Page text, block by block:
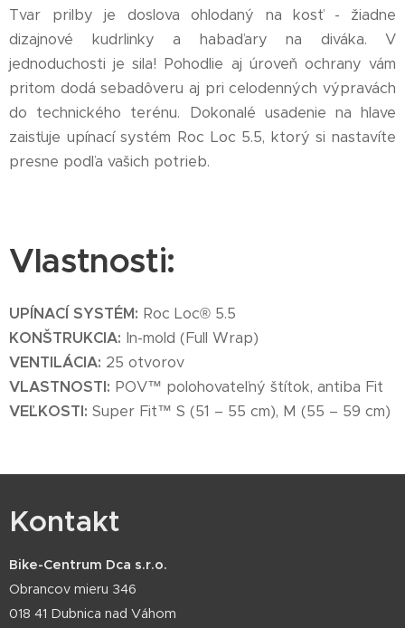
Tvar prilby je doslova ohlodaný na kosť - žiadne
dizajnové kudrlinky a habaďary na diváka. V
jednoduchosti je sila! Pohodlie aj úroveň ochrany vám
pritom dodá sebadôveru aj pri celodenných výpravách
do technického terénu. Dokonalé usadenie na hlave
zaisťuje upínací systém Roc Loc 5.5, ktorý si nastavíte
presne podľa vašich potrieb.
Vlastnosti:
UPÍNACÍ SYSTÉM: Roc Loc® 5.5
KONŠTRUKCIA: In-mold (Full Wrap)
VENTILÁCIA: 25 otvorov
VLASTNOSTI: POV™ polohovateľný štítok, antiba Fit
VEĽKOSTI: Super Fit™ S (51 – 55 cm), M (55 – 59 cm)
Kontakt
Bike-Centrum Dca s.r.o.
Obrancov mieru 346
018 41 Dubnica nad Váhom